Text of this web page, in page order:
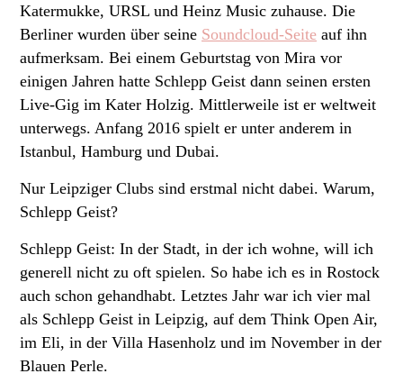
Katermukke, URSL und Heinz Music zuhause. Die
Berliner wurden über seine Soundcloud-Seite auf ihn
aufmerksam. Bei einem Geburtstag von Mira vor
einigen Jahren hatte Schlepp Geist dann seinen ersten
Live-Gig im Kater Holzig. Mittlerweile ist er weltweit
unterwegs. Anfang 2016 spielt er unter anderem in
Istanbul, Hamburg und Dubai.
Nur Leipziger Clubs sind erstmal nicht dabei. Warum,
Schlepp Geist?
Schlepp Geist: In der Stadt, in der ich wohne, will ich
generell nicht zu oft spielen. So habe ich es in Rostock
auch schon gehandhabt. Letztes Jahr war ich vier mal
als Schlepp Geist in Leipzig, auf dem Think Open Air,
im Eli, in der Villa Hasenholz und im November in der
Blauen Perle.